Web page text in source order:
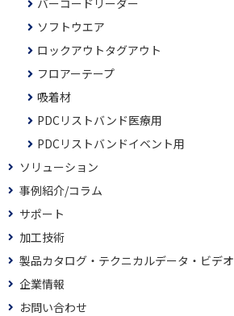
ソフトウエア
ロックアウトタグアウト
フロアーテープ
吸着材
PDCリストバンド医療用
PDCリストバンドイベント用
ソリューション
事例紹介/コラム
サポート
加工技術
製品カタログ・テクニカルデータ・ビデオ
企業情報
お問い合わせ